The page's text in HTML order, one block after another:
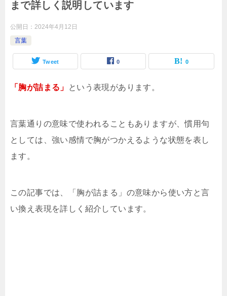
まで詳しく説明しています
公開日： 2024年4月12日
言葉
Tweet 0 0
「胸が詰まる」 という表現があります。
言葉通りの意味で使われることもありますが、慣用句
としては、強い感情で胸がつかえるような状態を表し
ます。
この記事では、「胸が詰まる」の意味から使い方と言
い換え表現を詳しく紹介しています。